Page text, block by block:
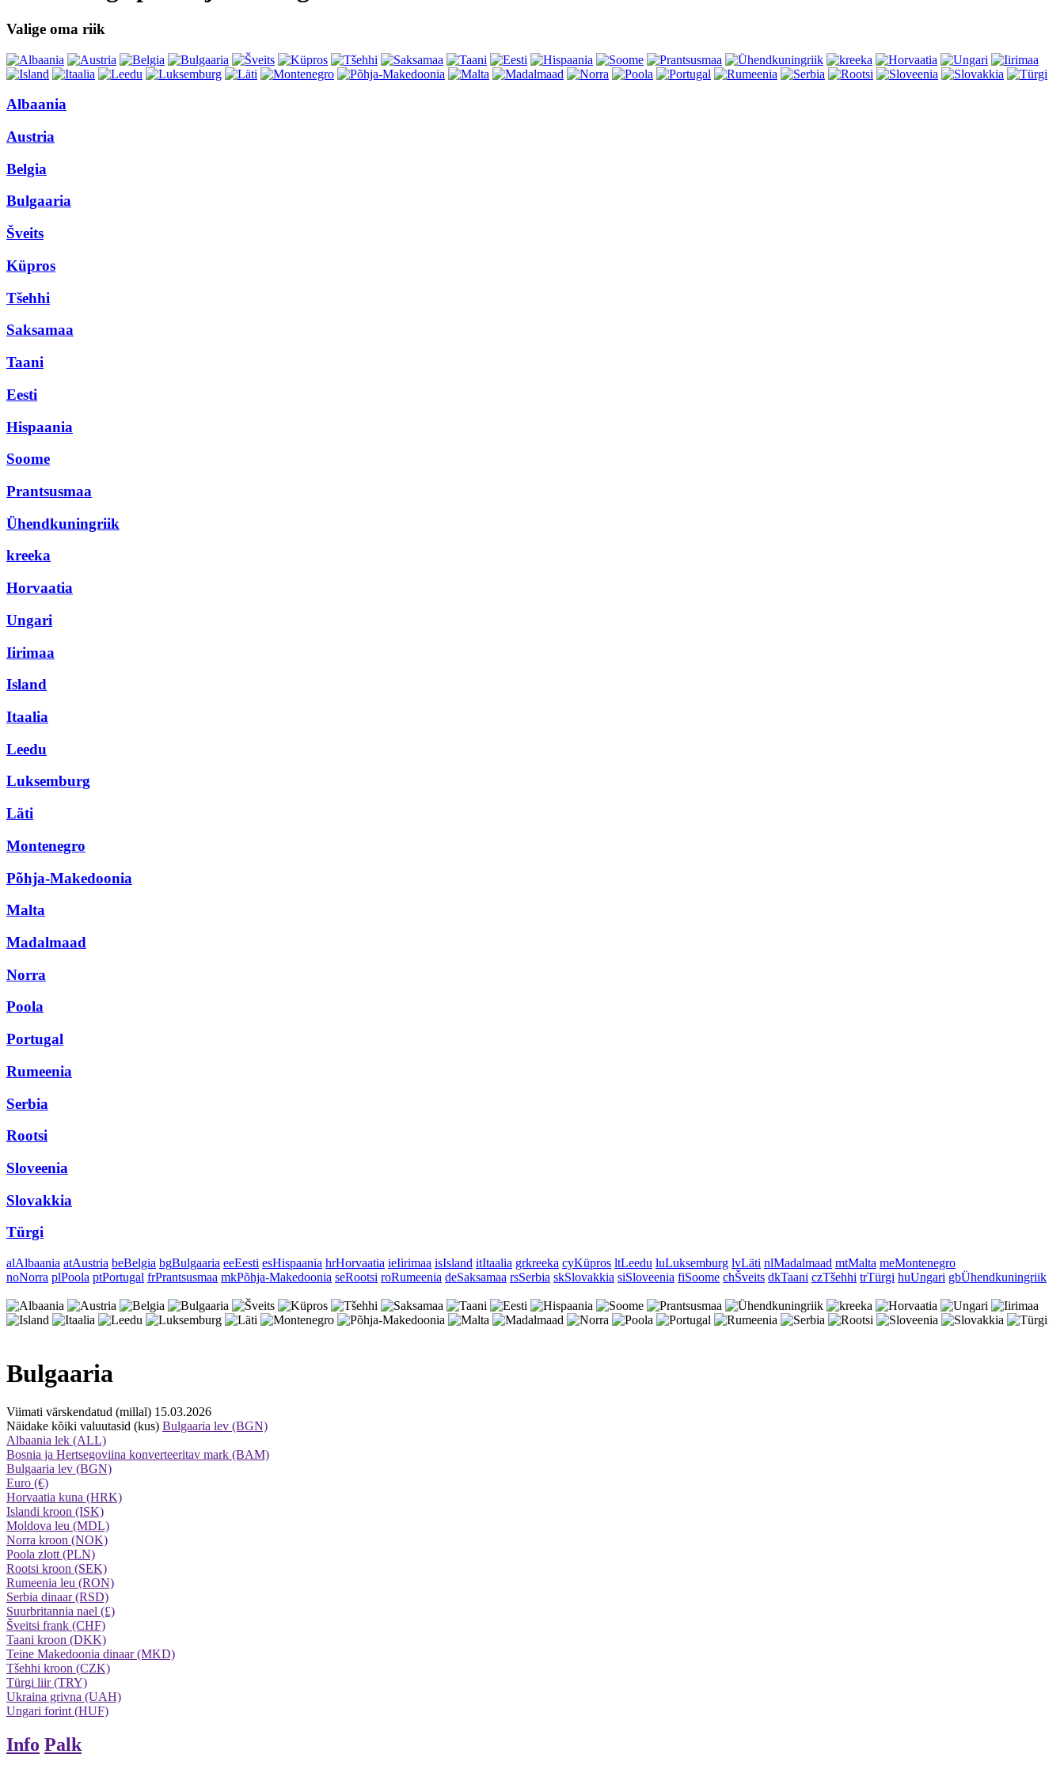
Valige oma riik
Albaania
Austria
Belgia
Bulgaaria
Šveits
Küpros
Tšehhi
Saksamaa
Taani
Eesti
Hispaania
Soome
Prantsusmaa
Ühendkuningriik
kreeka
Horvaatia
Ungari
Iirimaa
Island
Itaalia
Leedu
Luksemburg
Läti
Montenegro
Põhja-Makedoonia
Malta
Madalmaad
Norra
Poola
Portugal
Rumeenia
Serbia
Rootsi
Sloveenia
Slovakkia
Türgi
alAlbaania atAustria beBelgia bgBulgaaria eeEesti esHispaania hrHorvaatia ieIirimaa isIsland itItaalia grkreeka cyKüpros ltLeedu luLuksemburg lvLäti nlMadalmaad mtMalta meMontenegro
noNorra plPoola ptPortugal frPrantsusmaa mkPõhja-Makedoonia seRootsi roRumeenia deSaksamaa rsSerbia skSlovakkia siSloveenia fiSoome chŠveits dkTaani czTšehhi trTürgi huUngari gbÜhendkuningriik
Bulgaaria
Viimati värskendatud (millal) 15.03.2026
Näidake kõiki valuutasid (kus) Bulgaaria lev (BGN)
Albaania lek (ALL)
Bosnia ja Hertsegoviina konverteeritav mark (BAM)
Bulgaaria lev (BGN)
Euro (€)
Horvaatia kuna (HRK)
Islandi kroon (ISK)
Moldova leu (MDL)
Norra kroon (NOK)
Poola zlott (PLN)
Rootsi kroon (SEK)
Rumeenia leu (RON)
Serbia dinaar (RSD)
Suurbritannia nael (£)
Šveitsi frank (CHF)
Taani kroon (DKK)
Teine Makedoonia dinaar (MKD)
Tšehhi kroon (CZK)
Türgi liir (TRY)
Ukraina grivna (UAH)
Ungari forint (HUF)
Info Palk